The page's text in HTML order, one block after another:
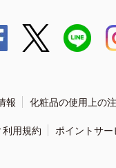
報 化粧品の使用上の
用規約 ポイントサ